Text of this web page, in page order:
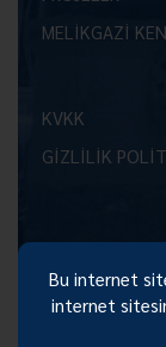
MELİKGAZİ
KVKK
GİZLİLİK
Bu internet
internet